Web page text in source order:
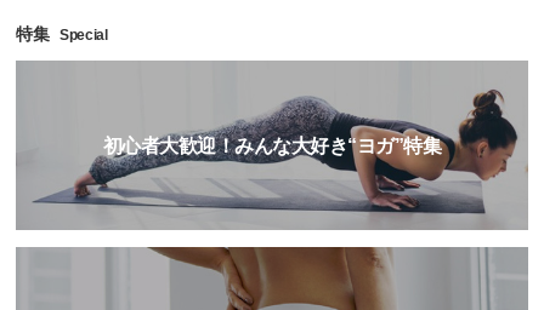
特集 Special
初心者大歓迎！みんな大好き“ヨガ”特集